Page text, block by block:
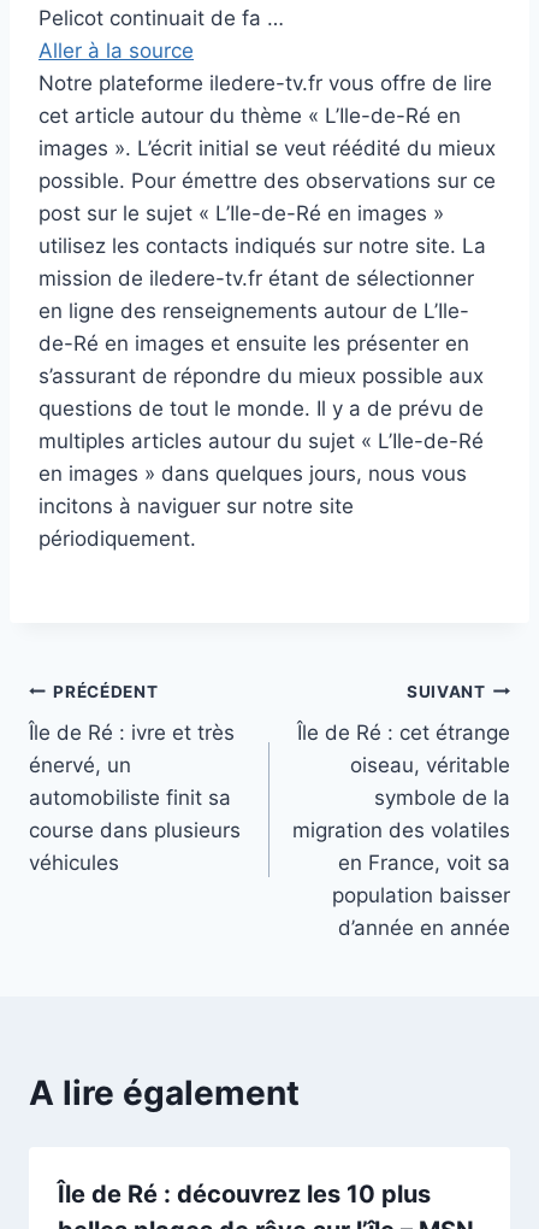
Pelicot continuait de fa …
Aller à la source
Notre plateforme iledere-tv.fr vous offre de lire
cet article autour du thème « L’Ile-de-Ré en
images ». L’écrit initial se veut réédité du mieux
possible. Pour émettre des observations sur ce
post sur le sujet « L’Ile-de-Ré en images »
utilisez les contacts indiqués sur notre site. La
mission de iledere-tv.fr étant de sélectionner
en ligne des renseignements autour de L’Ile-
de-Ré en images et ensuite les présenter en
s’assurant de répondre du mieux possible aux
questions de tout le monde. Il y a de prévu de
multiples articles autour du sujet « L’Ile-de-Ré
en images » dans quelques jours, nous vous
incitons à naviguer sur notre site
périodiquement.
Navigation
de
l’article
PRÉCÉDENT
Île de Ré : ivre et très
énervé, un
automobiliste finit sa
course dans plusieurs
véhicules
SUIVANT
Île de Ré : cet étrange
oiseau, véritable
symbole de la
migration des volatiles
en France, voit sa
population baisser
d’année en année
A lire également
Île de Ré : découvrez les 10 plus